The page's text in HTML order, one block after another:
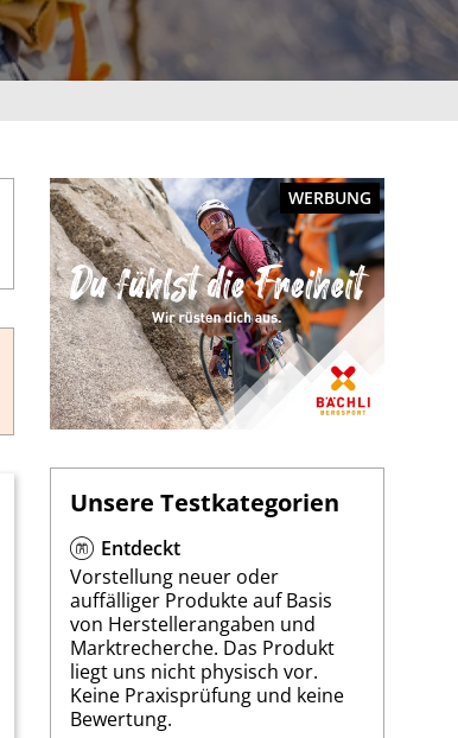
WERBUNG
Unsere Testkategorien
Entdeckt
Vorstellung neuer oder
auffälliger Produkte auf Basis
von Herstellerangaben und
Marktrecherche. Das Produkt
liegt uns nicht physisch vor.
Keine Praxisprüfung und keine
Bewertung.